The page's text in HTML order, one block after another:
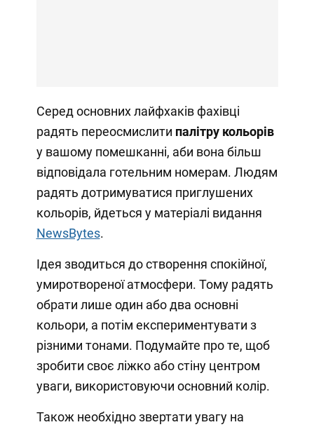
Серед основних лайфхаків фахівці
радять переосмислити палітру кольорів
у вашому помешканні, аби вона більш
відповідала готельним номерам. Людям
радять дотримуватися приглушених
кольорів, йдеться у матеріалі видання
NewsBytes.
Ідея зводиться до створення спокійної,
умиротвореної атмосфери. Тому радять
обрати лише один або два основні
кольори, а потім експериментувати з
різними тонами. Подумайте про те, щоб
зробити своє ліжко або стіну центром
уваги, використовуючи основний колір.
Також необхідно звертати увагу на